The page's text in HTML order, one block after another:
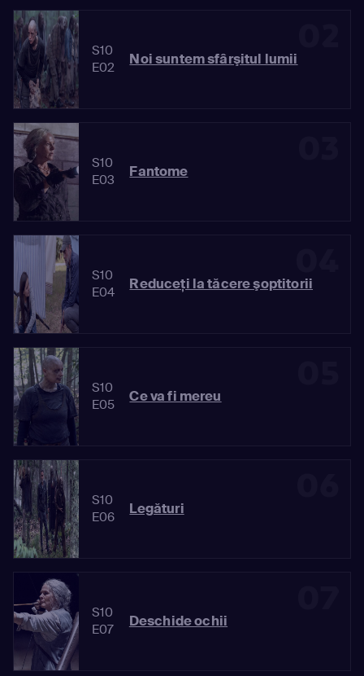
S10
E02
Noi suntem sfârşitul lumii
S10
E03
Fantome
S10
E04
Reduceţi la tăcere şoptitorii
S10
E05
Ce va fi mereu
S10
E06
Legături
S10
E07
Deschide ochii